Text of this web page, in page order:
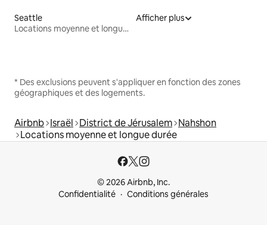
Seattle
Locations moyenne et longue durée
Afficher plus
* Des exclusions peuvent s'appliquer en fonction des zones
géographiques et des logements.
Airbnb Israël District de Jérusalem Nahshon
Locations moyenne et longue durée
© 2026 Airbnb, Inc.
Confidentialité
Conditions générales